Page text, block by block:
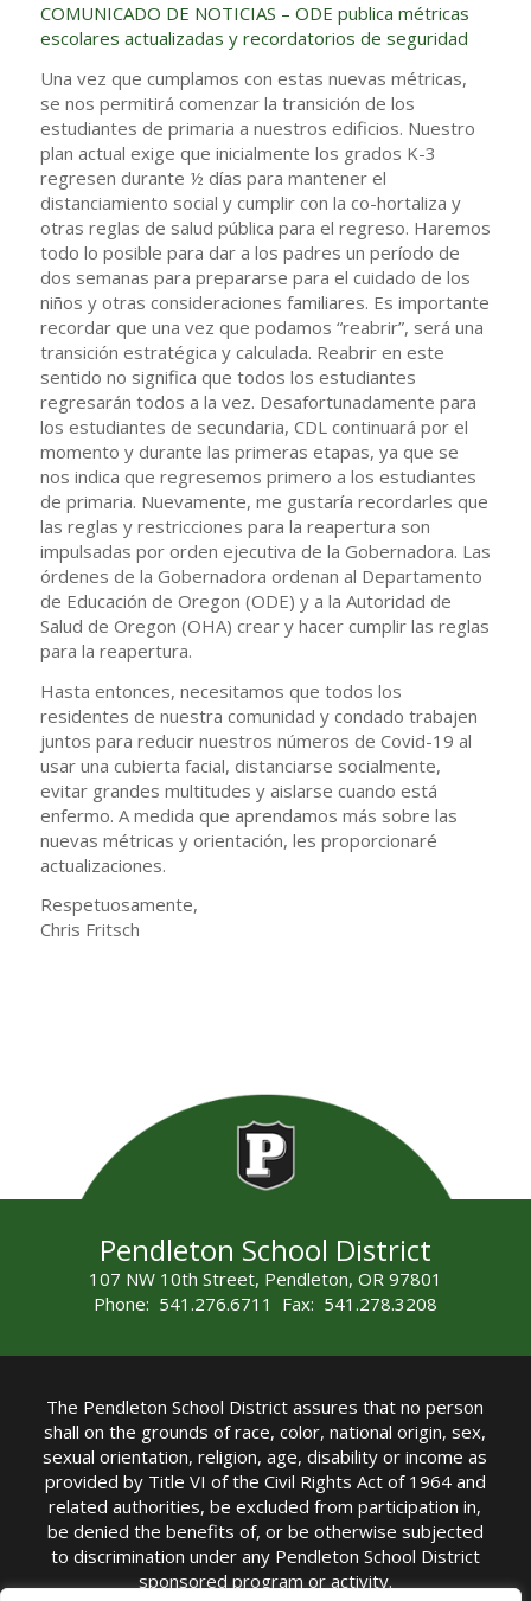
COMUNICADO DE NOTICIAS – ODE publica métricas
escolares actualizadas y recordatorios de seguridad
Una vez que cumplamos con estas nuevas métricas,
se nos permitirá comenzar la transición de los
estudiantes de primaria a nuestros edificios. Nuestro
plan actual exige que inicialmente los grados K-3
regresen durante ½ días para mantener el
distanciamiento social y cumplir con la co-hortaliza y
otras reglas de salud pública para el regreso. Haremos
todo lo posible para dar a los padres un período de
dos semanas para prepararse para el cuidado de los
niños y otras consideraciones familiares. Es importante
recordar que una vez que podamos “reabrir”, será una
transición estratégica y calculada. Reabrir en este
sentido no significa que todos los estudiantes
regresarán todos a la vez. Desafortunadamente para
los estudiantes de secundaria, CDL continuará por el
momento y durante las primeras etapas, ya que se
nos indica que regresemos primero a los estudiantes
de primaria. Nuevamente, me gustaría recordarles que
las reglas y restricciones para la reapertura son
impulsadas por orden ejecutiva de la Gobernadora. Las
órdenes de la Gobernadora ordenan al Departamento
de Educación de Oregon (ODE) y a la Autoridad de
Salud de Oregon (OHA) crear y hacer cumplir las reglas
para la reapertura.
Hasta entonces, necesitamos que todos los
residentes de nuestra comunidad y condado trabajen
juntos para reducir nuestros números de Covid-19 al
usar una cubierta facial, distanciarse socialmente,
evitar grandes multitudes y aislarse cuando está
enfermo. A medida que aprendamos más sobre las
nuevas métricas y orientación, les proporcionaré
actualizaciones.
Respetuosamente,
Chris Fritsch
Pendleton School District
107 NW 10th Street, Pendleton, OR 97801
Phone: 541.276.6711 Fax: 541.278.3208
The Pendleton School District assures that no person
shall on the grounds of race, color, national origin, sex,
sexual orientation, religion, age, disability or income as
provided by Title VI of the Civil Rights Act of 1964 and
related authorities, be excluded from participation in,
be denied the benefits of, or be otherwise subjected
to discrimination under any Pendleton School District
sponsored program or activity.